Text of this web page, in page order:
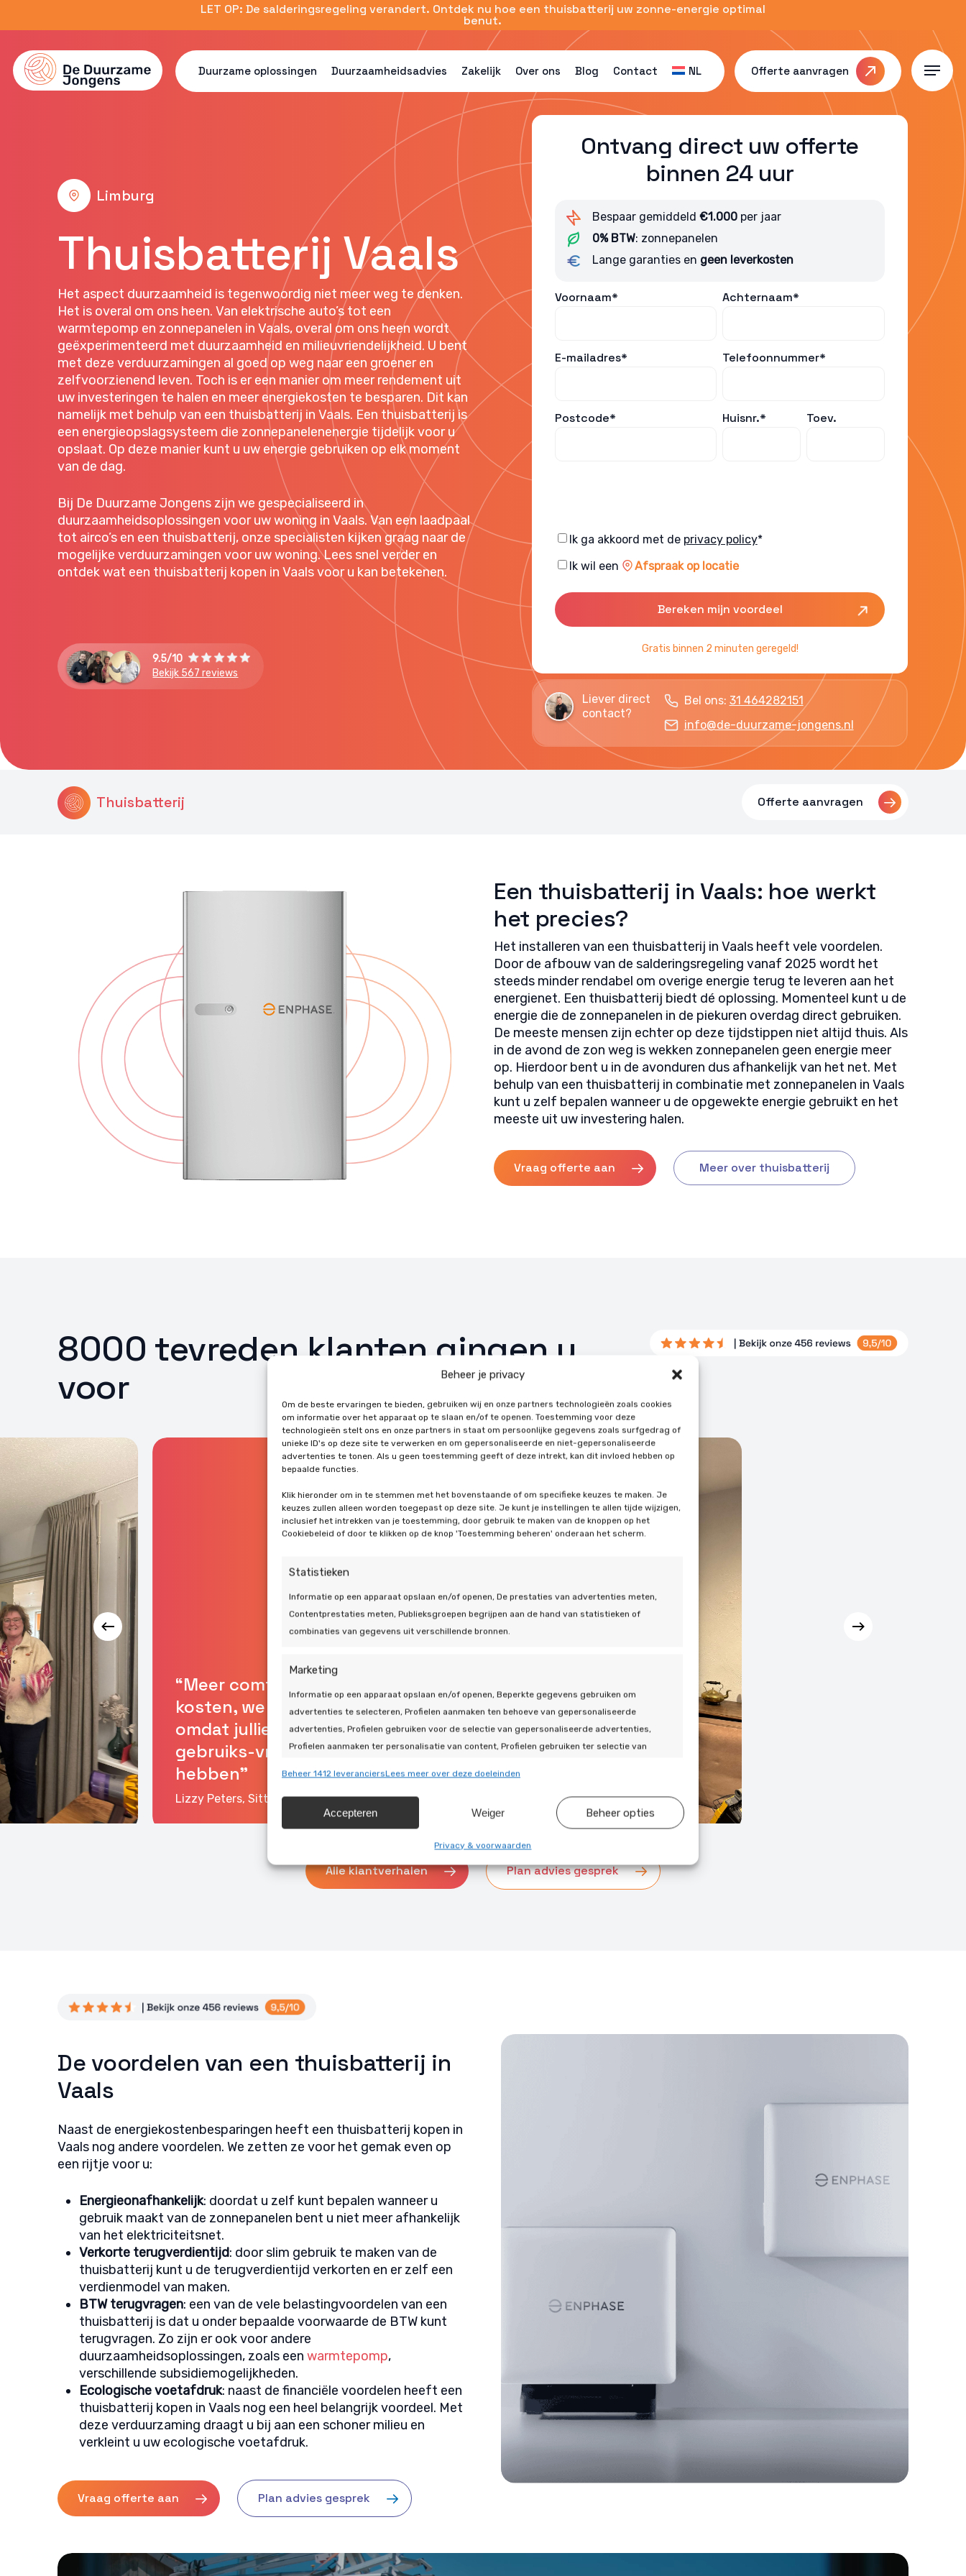
Beheer je privacy
Om de beste ervaringen te bieden, gebruiken wij en onze partners technologieën zoals cookies
om informatie over het apparaat op te slaan en/of te openen. Toestemming voor deze
technologieën stelt ons en onze partners in staat om persoonlijke gegevens zoals surfgedrag of
unieke ID's op deze site te verwerken en om gepersonaliseerde en niet-gepersonaliseerde
advertenties te tonen. Als u geen toestemming geeft of deze intrekt, kan dit invloed hebben op
bepaalde functies.
Klik hieronder om in te stemmen met het bovenstaande of om specifieke keuzes te maken. Je
keuzes zullen alleen worden toegepast op deze site. Je kunt je instellingen te allen tijde wijzigen,
inclusief het intrekken van je toestemming, door gebruik te maken van de knoppen op het
Cookiebeleid of door te klikken op de knop 'Toestemming beheren' onderaan het scherm.
Statistieken
Informatie op een apparaat opslaan en/of openen, De prestaties van advertenties meten,
Contentprestaties meten, Publieksgroepen begrijpen aan de hand van statistieken of
combinaties van gegevens uit verschillende bronnen.
Marketing
Informatie op een apparaat opslaan en/of openen, Beperkte gegevens gebruiken om
advertenties te selecteren, Profielen aanmaken ten behoeve van gepersonaliseerde
advertenties, Profielen gebruiken voor de selectie van gepersonaliseerde advertenties,
Profielen aanmaken ter personalisatie van content, Profielen gebruiken ter selectie van
gebruiken om content te selecteren.
Toepassingen Altijd actief
Gegevens uit andere gegevensbronnen met elkaar matchen en combineren,
automatisch verzonden informatie.
Beheer 1412 leveranciersLees meer over deze doeleinden
Accepteren Weiger Beheer opties
Privacy & voorwaarden
content
LET OP: De salderingsregeling verandert. Ontdek nu hoe een thuisbatterij uw zonne-energie optimal
benut.
Duurzame oplossingen Duurzaamheidsadvies Zakelijk Over ons Blog Contact NL Offerte aanvragen Menu
Limburg
Thuisbatterij Vaals
Het aspect duurzaamheid is tegenwoordig niet meer weg te denken.
Het is overal om ons heen. Van elektrische auto’s tot een
warmtepomp en zonnepanelen in Vaals, overal om ons heen wordt
geëxperimenteerd met duurzaamheid en milieuvriendelijkheid. U bent
met deze verduurzamingen al goed op weg naar een groener en
zelfvoorzienend leven. Toch is er een manier om meer rendement uit
uw investeringen te halen en meer energiekosten te besparen. Dit kan
namelijk met behulp van een thuisbatterij in Vaals. Een thuisbatterij is
een energieopslagsysteem die zonnepanelenenergie tijdelijk voor u
opslaat. Op deze manier kunt u uw energie gebruiken op elk moment
van de dag.
Bij De Duurzame Jongens zijn we gespecialiseerd in
duurzaamheidsoplossingen voor uw woning in Vaals. Van een laadpaal
tot airco’s en een thuisbatterij, onze specialisten kijken graag naar de
mogelijke verduurzamingen voor uw woning. Lees snel verder en
ontdek wat een thuisbatterij kopen in Vaals voor u kan betekenen.
9.5/10
Bekijk 567 reviews
Ontvang direct uw offerte
binnen 24 uur
Bespaar gemiddeld €1.000per jaar
0% BTW: zonnepanelen
Lange garanties en geen leverkosten
Voornaam* Achternaam*
E-mailadres* Telefoonnummer*
Postcode* Huisnr.* Toev.
Consent
Ik ga akkoord met de privacy policy*
Consent
Ik wil een Afspraak op locatie
Gratis binnen 2 minuten geregeld!
Liever direct
contact?
Bel ons: 31 464282151
info@de-duurzame-jongens.nl
Thuisbatterij Offerte aanvragen
Een thuisbatterij in Vaals: hoe werkt
het precies?
Het installeren van een thuisbatterij in Vaals heeft vele voordelen.
Door de afbouw van de salderingsregeling vanaf 2025 wordt het
steeds minder rendabel om overige energie terug te leveren aan het
energienet. Een thuisbatterij biedt dé oplossing. Momenteel kunt u de
energie die de zonnepanelen in de piekuren overdag direct gebruiken.
De meeste mensen zijn echter op deze tijdstippen niet altijd thuis. Als
in de avond de zon weg is wekken zonnepanelen geen energie meer
op. Hierdoor bent u in de avonduren dus afhankelijk van het net. Met
behulp van een thuisbatterij in combinatie met zonnepanelen in Vaals
kunt u zelf bepalen wanneer u de opgewekte energie gebruikt en het
meeste uit uw investering halen.
Vraag offerte aan Meer over thuisbatterij
8000 tevreden klanten gingen u
voor
“Meer comfort, minder
kosten, we zijn overgestapt
omdat jullie een fijne
gebruiks-vriendelijke app
hebben"
Lizzy Peters, Sittard
Alle klantverhalen Plan advies gesprek
De voordelen van een thuisbatterij in
Vaals
Naast de energiekostenbesparingen heeft een thuisbatterij kopen in
Vaals nog andere voordelen. We zetten ze voor het gemak even op
een rijtje voor u:
Energieonafhankelijk: doordat u zelf kunt bepalen wanneer u
gebruik maakt van de zonnepanelen bent u niet meer afhankelijk
van het elektriciteitsnet.
Verkorte terugverdientijd: door slim gebruik te maken van de
thuisbatterij kunt u de terugverdientijd verkorten en er zelf een
verdienmodel van maken.
BTW terugvragen: een van de vele belastingvoordelen van een
thuisbatterij is dat u onder bepaalde voorwaarde de BTW kunt
terugvragen. Zo zijn er ook voor andere
duurzaamheidsoplossingen, zoals eenwarmtepomp,
verschillende subsidiemogelijkheden.
Ecologische voetafdruk: naast de financiële voordelen heeft een
thuisbatterij kopen in Vaals nog een heel belangrijk voordeel. Met
deze verduurzaming draagt u bij aan een schoner milieu en
verkleint u uw ecologische voetafdruk.
Vraag offerte aan Plan advies gesprek